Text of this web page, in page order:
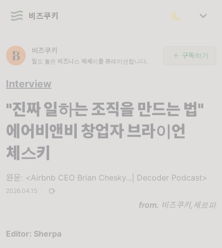
비즈쿠키
비즈쿠키
밀도 높은 비즈니스 에세이를 큐레이션합니다.
구독하기
Interview
"진짜 일하는 조직을 만드는 법"
에어비앤비 창업자 브라이언
체스키
원문: <Airbnb CEO Brian Chesky...| Decoder Podcast>
2026.04.15
from. 비즈쿠키,셰르파
Editor: Sherpa